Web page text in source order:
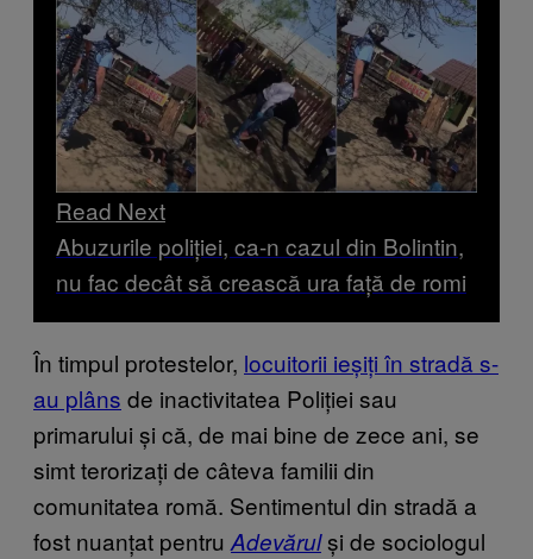
Read Next
Abuzurile poliției, ca-n cazul din Bolintin,
nu fac decât să crească ura față de romi
În timpul protestelor, locuitorii ieșiți în stradă s-
au plâns de inactivitatea Poliției sau
primarului și că, de mai bine de zece ani, se
simt terorizați de câteva familii din
comunitatea romă. Sentimentul din stradă a
fost nuanțat pentruAdevărulși de sociologul